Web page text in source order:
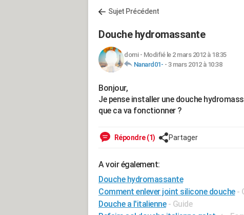
Sujet Précédent
Douche hydromassante
domi- Modifié le 2 mars 2012 à 18:35
Nanard01- - 3 mars 2012 à 10:38
Bonjour,
Je pense installer une douche
que ca va fonctionner ?
Répondre (1) Partager
A voir également:
Douche hydromassante
Comment enlever joint silicone douche -
Douche a l'italienne - Guide